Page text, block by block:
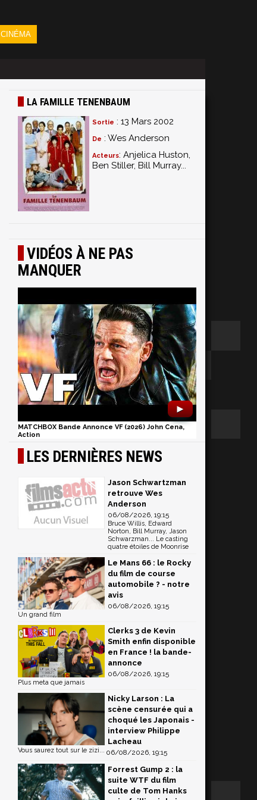
CINÉMA
LA FAMILLE TENENBAUM
Sortie : 13 Mars 2002
De : Wes Anderson
Acteurs: Anjelica Huston,
Ben Stiller, Bill Murray...
VIDÉOS À NE PAS
MANQUER
►
MATCHBOX Bande Annonce VF (2026) John Cena,
Action
LES DERNIÈRES NEWS
Jason Schwartzman
retrouve Wes
Anderson
06/08/2026, 19:15
Bruce Willis, Edward
Norton, Bill Murray, Jason
Schwarzman... Le casting
quatre étoiles de Moonrise
Le Mans 66 : le Rocky
du film de course
automobile ? - notre
avis
06/08/2026, 19:15
Un grand film
Clerks 3 de Kevin
Smith enfin disponible
en France ! la bande-
annonce
06/08/2026, 19:15
Plus meta que jamais
Nicky Larson : La
scène censurée qui a
choqué les Japonais -
interview Philippe
Lacheau
06/08/2026, 19:15
Vous saurez tout sur le zizi...
Forrest Gump 2 : la
suite WTF du film
culte de Tom Hanks